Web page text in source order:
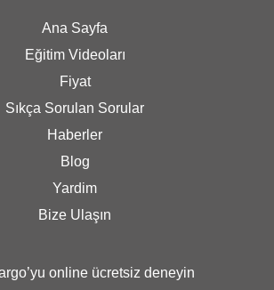
Ana Sayfa
Eğitim Videoları
Fiyat
Sıkça Sorulan Sorular
Haberler
Blog
Yardim
Bize Ulaşın
online ücretsiz deneyin